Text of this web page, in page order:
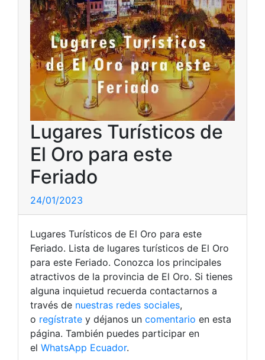
Lugares Turísticos de
El Oro para este
Feriado
24/01/2023
Lugares Turísticos de El Oro para este
Feriado. Lista de lugares turísticos de El Oro
para este Feriado. Conozca los principales
atractivos de la provincia de El Oro. Si tienes
alguna inquietud recuerda contactarnos a
través de nuestras redes sociales,
o regístrate y déjanos un comentario en esta
página. También puedes participar en
el WhatsApp Ecuador.